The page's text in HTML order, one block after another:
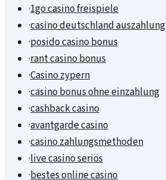
·1go casino freispiele
·casino deutschland auszahlung
·posido casino bonus
·rant casino bonus
·Casino zypern
·casino bonus ohne einzahlung
·cashback casino
·avantgarde casino
·casino zahlungsmethoden
·live casino seriös
·bestes online casino